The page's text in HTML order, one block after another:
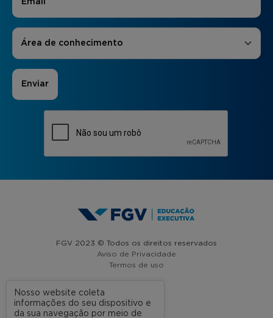
Áreas de Interesse
Área de conhecimento
FGV 2023 © Todos os direitos reservados
Aviso de Privacidade
Termos de uso
A FGV
Nosso website coleta
informações do seu dispositivo e
da sua navegação por meio de